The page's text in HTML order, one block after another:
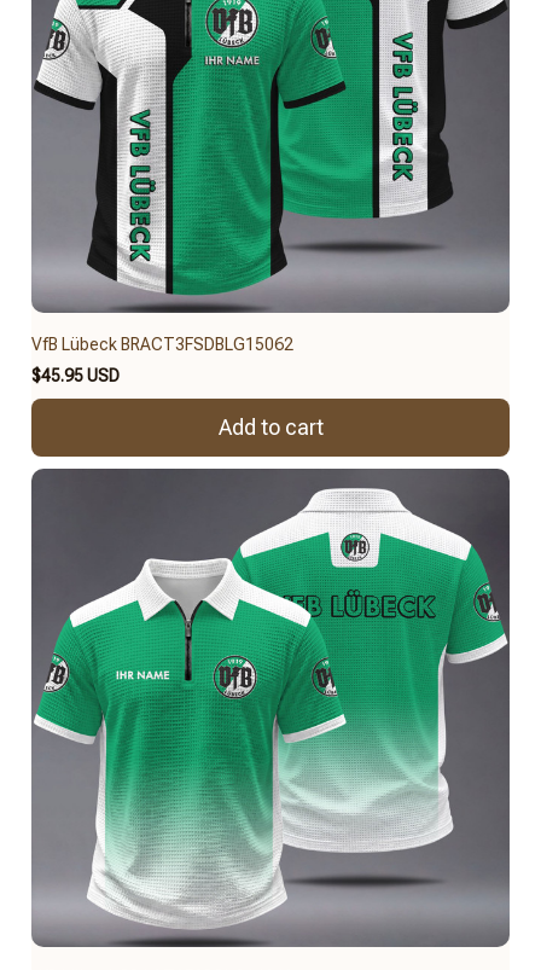
VfB Lübeck BRACT3FSDBLG15062
$45.95 USD
Add to cart